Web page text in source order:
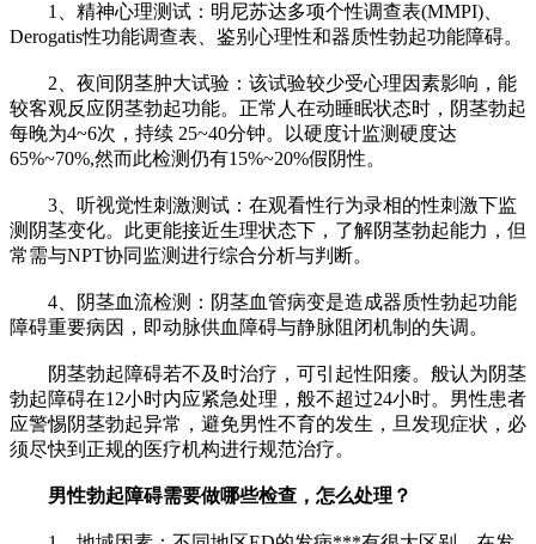
1、精神心理测试：明尼苏达多项个性调查表(MMPI)、
Derogatis性功能调查表、鉴别心理性和器质性勃起功能障碍。
2、夜间阴茎肿大试验：该试验较少受心理因素影响，能
较客观反应阴茎勃起功能。正常人在动睡眠状态时，阴茎勃起
每晚为4~6次，持续 25~40分钟。以硬度计监测硬度达
65%~70%,然而此检测仍有15%~20%假阴性。
3、听视觉性刺激测试：在观看性行为录相的性刺激下监
测阴茎变化。此更能接近生理状态下，了解阴茎勃起能力，但
常需与NPT协同监测进行综合分析与判断。
4、阴茎血流检测：阴茎血管病变是造成器质性勃起功能
障碍重要病因，即动脉供血障碍与静脉阻闭机制的失调。
阴茎勃起障碍若不及时治疗，可引起性阳痿。般认为阴茎
勃起障碍在12小时内应紧急处理，般不超过24小时。男性患者
应警惕阴茎勃起异常，避免男性不育的发生，旦发现症状，必
须尽快到正规的医疗机构进行规范治疗。
男性勃起障碍需要做哪些检查，怎么处理？